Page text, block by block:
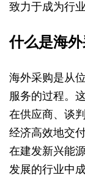
致力于成为行
什么是海外
海外采购是从
服务的过程。
在供应商、谈
经济高效地交付
在建发新兴能
发展的行业中